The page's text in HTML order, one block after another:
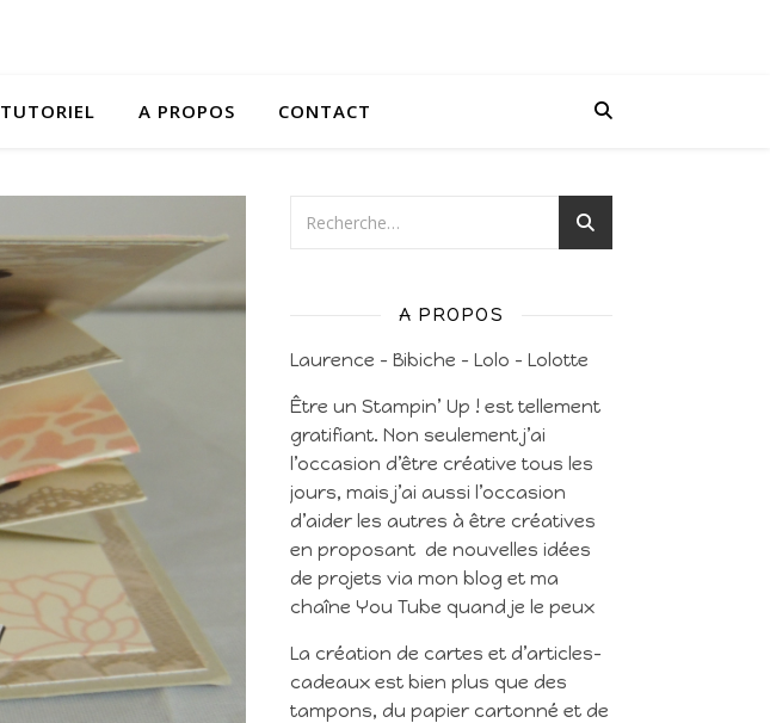
TUTORIEL A PROPOS CONTACT
A PROPOS
Laurence – Bibiche – Lolo – Lolotte
Être un Stampin’ Up ! est tellement
gratifiant. Non seulement j’ai
l’occasion d’être créative tous les
jours, mais j’ai aussi l’occasion
d’aider les autres à être créatives
en proposant de nouvelles idées
de projets via mon blog et ma
chaîne You Tube quand je le peux
La création de cartes et d’articles-
cadeaux est bien plus que des
tampons, du papier cartonné et de